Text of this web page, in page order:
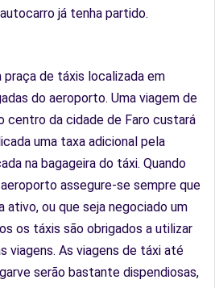
já tenha partido.
praça de táxis localizada em
do aeroporto. Uma viagem de
centro da cidade de Faro custará
uma taxa adicional pela
na bagageira do táxi. Quando
assegure-se sempre que
ou que seja negociado um
os táxis são obrigados a utilizar
viagens. As viagens de táxi até
serão bastante dispendiosas,